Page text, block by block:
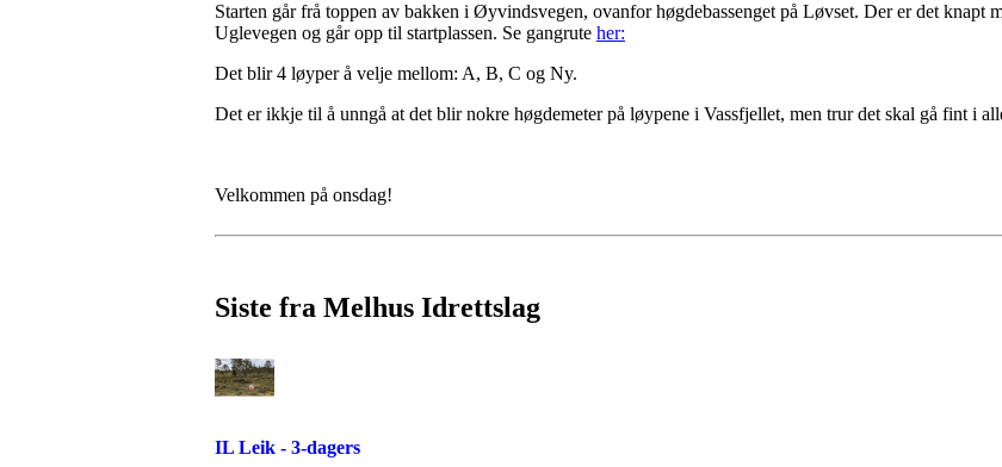
Starten går frå toppen av bakken i Øyvindsvegen, ovanfor høgdebassenget på Løvset. Der er det knapt
Uglevegen og går opp til startplassen. Se gangrute her:
Det blir 4 løyper å velje mellom: A, B, C og Ny.
Det er ikkje til å unngå at det blir nokre høgdemeter på løypene i Vassfjellet, men trur det skal gå fint i
Velkommen på onsdag!
Siste fra Melhus Idrettslag
IL Leik - 3-dagers